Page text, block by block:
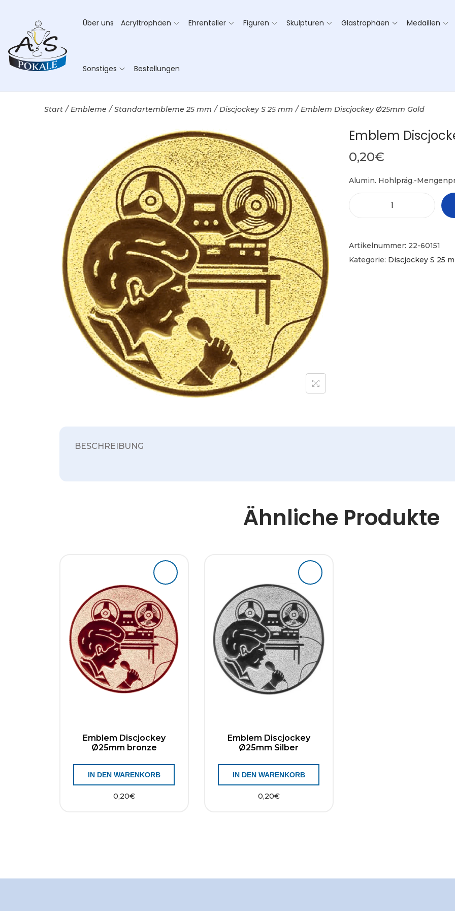
Über uns Acryltrophäen Ehrenteller Figuren Skulpturen Glastrophäen Medaillen
Sonstiges Bestellungen
Start / Embleme / Standartembleme 25 mm / Discjockey S 25 mm / Emblem Discjockey Ø25mm Gold
Emblem
0,20€
Alumin. Hohlpräg.-
Artikelnummer: 22-60151
Kategorie: Discjockey S 25
BESCHREIBUNG
Ähnliche Produkte
Emblem Discjockey
Ø25mm bronze
0,20€
IN DEN WARENKORB
Emblem Discjockey
Ø25mm Silber
0,20€
IN DEN WARENKORB